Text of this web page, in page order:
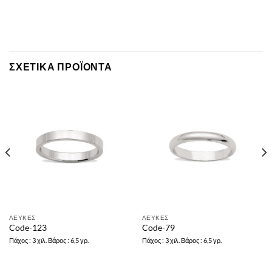
ΣΧΕΤΙΚΆ ΠΡΟΪΌΝΤΑ
ΛΕΥΚΕΣ
Code-123
Πάχος : 3 χιλ. Βάρος : 6,5 γρ.
ΛΕΥΚΕΣ
Code-79
Πάχος : 3 χιλ. Βάρος : 6,5 γρ.